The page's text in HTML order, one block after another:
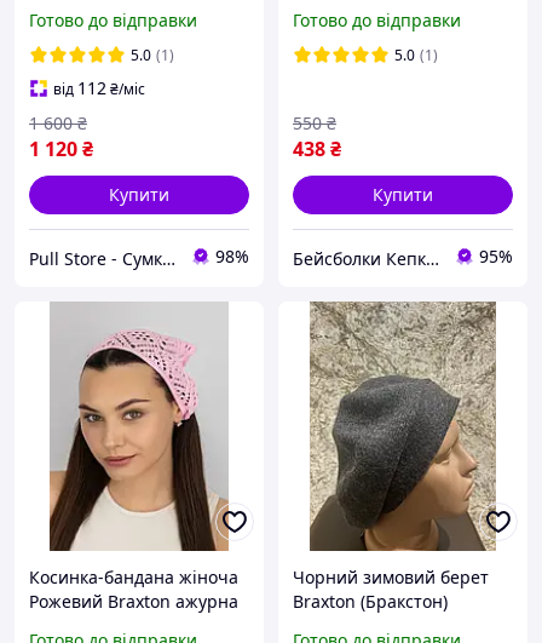
жіноча для жінок темна
пудра
Готово до відправки
5.0 (1)
від 112₴/міс
1 120₴
1 600 ₴
Купити
Pull Store - Cумки, рюкзаки, шапки та інші аксесуари 98%
сірий
Готово до відправки
5.0 (1)
438₴
550 ₴
Купити
Бейсболки Кепки Шапки Аксесуари оптом со склада 95%
Косинка-бандана жіноча
Рожевий Braxton ажурна
Чорний зимовий берет
Braxton (Бракстон)